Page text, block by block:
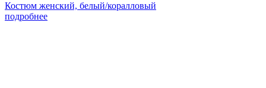
Костюм женский, белый/коралловый
подробнее